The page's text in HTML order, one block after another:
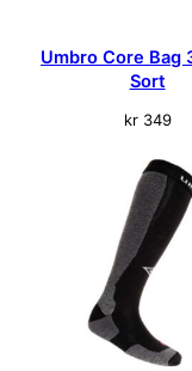
Umbro Core Bag
Sort
kr349